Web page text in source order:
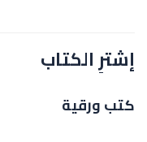
إشترِ الكتاب
كتب ورقية